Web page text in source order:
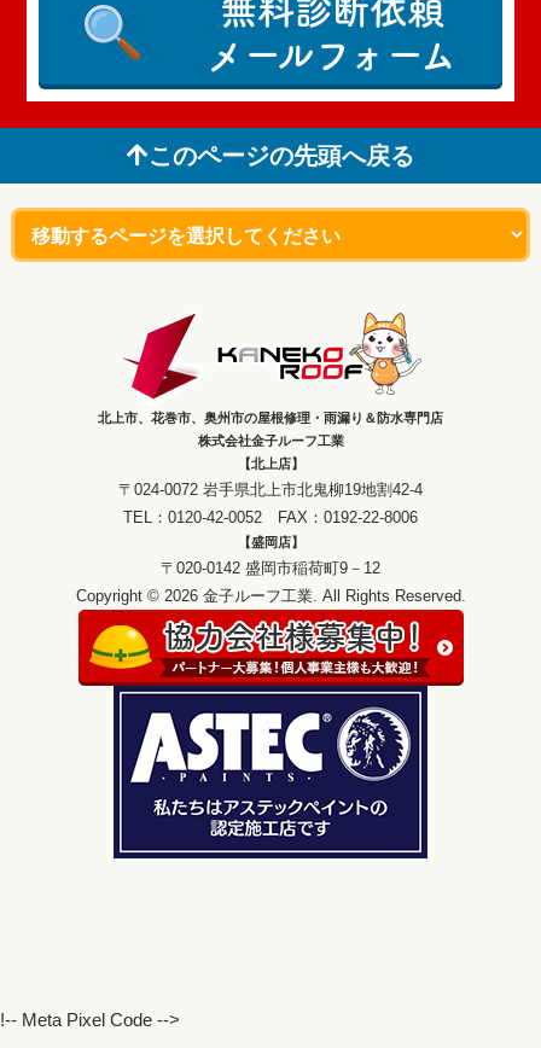
無料診断依頼
メールフォーム
このページの先頭へ戻る
北上市、花巻市、奥州市の屋根修理・雨漏り＆防水専門店
株式会社金子ルーフ工業
【北上店】
〒024-0072 岩手県北上市北鬼柳19地割42-4
TEL：0120-42-0052 FAX：0192-22-8006
【盛岡店】
〒020-0142 盛岡市稲荷町9－12
Copyright © 2026 金子ルーフ工業. All Rights Reserved.
!-- Meta Pixel Code -->